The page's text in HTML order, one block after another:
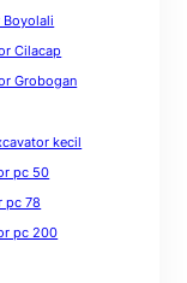
Boyolali
Cilacap
Grobogan
kecil
pc 50
pc 78
pc 200